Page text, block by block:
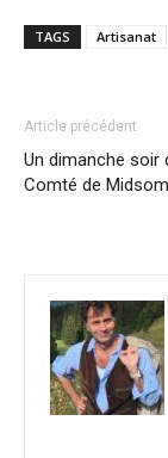
TAGS Artisanat
Article précédent
Un dimanche soir
Comté de